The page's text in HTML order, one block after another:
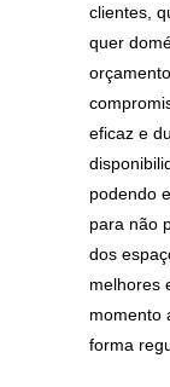
clientes,
quer
eficaz e
podendo
para não
dos
melhores
momento
forma